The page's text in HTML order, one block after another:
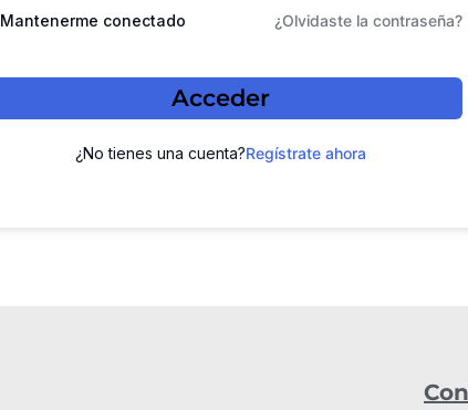
Mantenerme conectado ¿Olvidaste la contraseña?
Acceder
¿No tienes una cuenta?Regístrate ahora